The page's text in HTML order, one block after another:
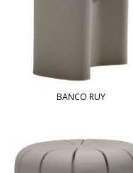
BANCO RUY